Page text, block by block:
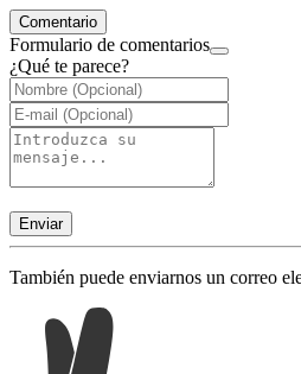
Comentario
Formulario de comentarios
¿Qué te parece?
Enviar
También puede enviarnos un correo